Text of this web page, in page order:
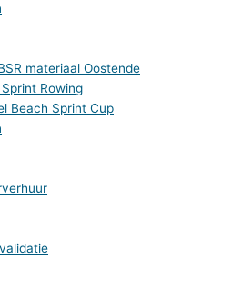
materiaal Oostende
Rowing
Beach Sprint Cup